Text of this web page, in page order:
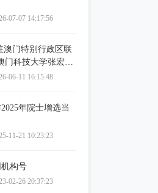
07-07 14:17:56
澳门特别行政区联
门科技大学张宏纲
智能科学院院士”
06-11 16:15:48
年院士增选当
11-21 10:23:23
构号
02-26 20:37:23